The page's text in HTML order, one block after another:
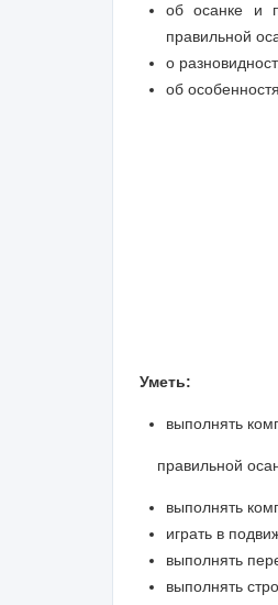
об осанке и
правильной
о
об
Уметь:
выполнять
правильной
выполнять
играть в
выполнять
выполнять